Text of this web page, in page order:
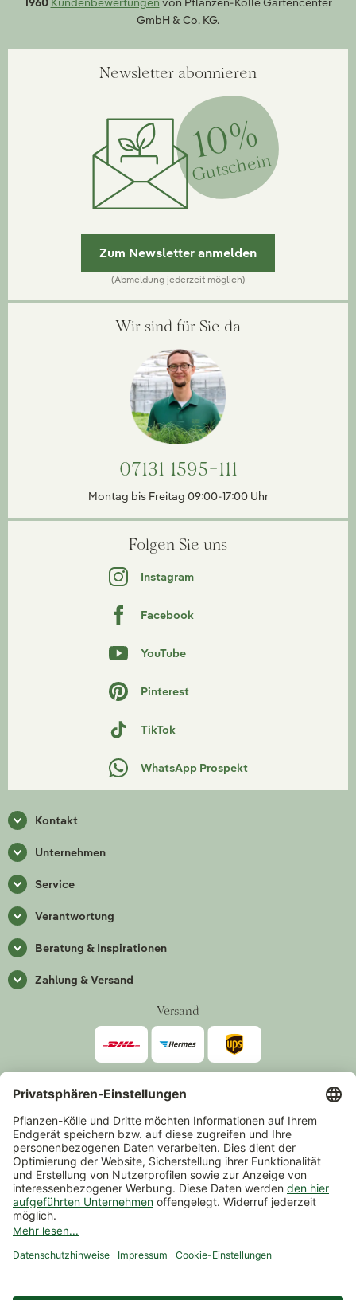
GmbH & Co. KG.
Newsletter abonnieren
10%
Gutschein
Zum Newsletter anmelden
(Abmeldung jederzeit möglich)
Wir sind für Sie da
07131 1595-111
Montag bis Freitag 09:00-17:00 Uhr
Folgen Sie uns
Instagram
Facebook
YouTube
Pinterest
TikTok
WhatsApp Prospekt
Kontakt
Unternehmen
Service
Verantwortung
Beratung & Inspirationen
Zahlung & Versand
Versand
*Alle Preise inkl. gesetzlicher Mehrwertsteuer zzgl.Versand
Mindestbestellwert 14,90 €, ausgenommen sind Gutscheine und
Events.